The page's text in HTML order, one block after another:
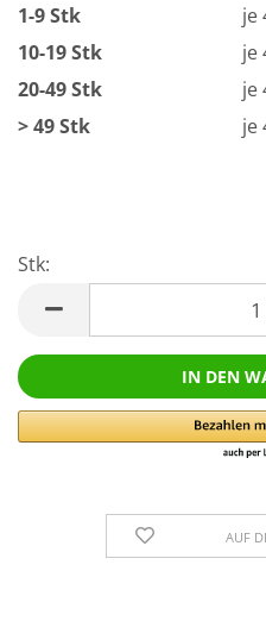
1-9 Stk
je
10-19 Stk
je
20-49 Stk
je
> 49 Stk
je
Stk:
AUF